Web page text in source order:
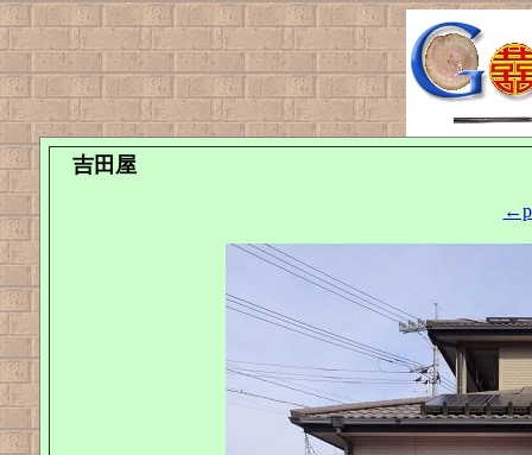
吉田屋